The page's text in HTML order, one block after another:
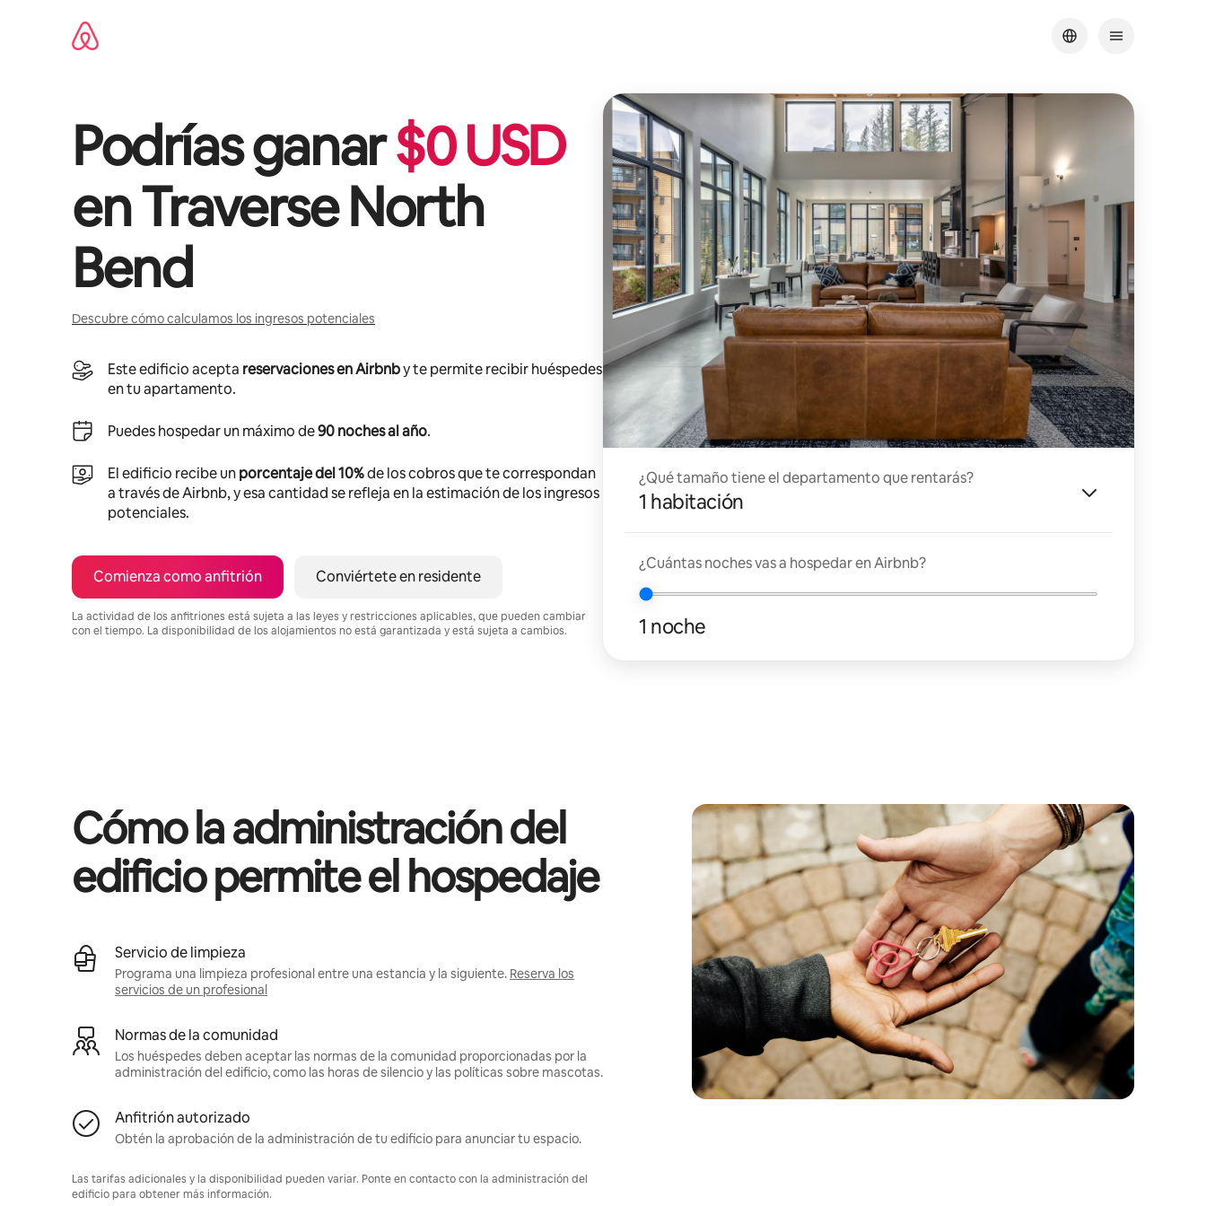
Podrías ganar$0USD
enTraverse North
Bend
Descubre cómo calculamos los ingresos potenciales
Este edificio acepta reservaciones en Airbnby te permite recibir huéspedes
en tu apartamento.
Puedes hospedar un máximo de90 noches al año.
El edificio recibe unporcentaje del 10%de los cobros que te correspondan
a través de Airbnb, y esa cantidad se refleja en la estimación de los ingresos
potenciales.
Comienza como anfitrión Conviértete en residente
La actividad de los anfitriones está sujeta a las leyes y restricciones aplicables, que pueden cambiar
con el tiempo. La disponibilidad de los alojamientos no está garantizada y está sujeta a cambios.
¿Qué tamaño tiene el departamento que rentarás?
1 habitación
¿Cuántas noches vas a hospedar en Airbnb?
1 noche
Cómo la administración del
edificio permite el hospedaje
Servicio de limpieza
Programa una limpieza profesional entre una estancia y la siguiente. Reserva los
servicios de un profesional
Normas de la comunidad
Los huéspedes deben aceptar las normas de la comunidad proporcionadas por la
administración del edificio, como las horas de silencio y las políticas sobre mascotas.
Anfitrión autorizado
Obtén la aprobación de la administración de tu edificio para anunciar tu espacio.
Las tarifas adicionales y la disponibilidad pueden variar. Ponte en contacto con la administración del
edificio para obtener más información.